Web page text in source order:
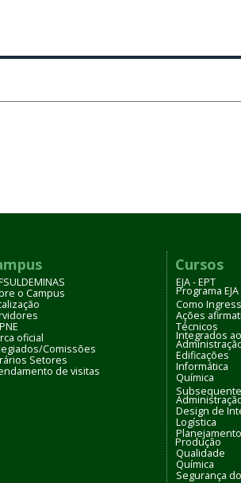
o Campus
oficial
Comissões
Setores
de visitas
Cursos
EJA - EPT
Programa
Como
Ações
Técnicos
Integrados
Edificações
Informática
Química
Design de
Logística
Produção
Qualidade
Química
Segurança